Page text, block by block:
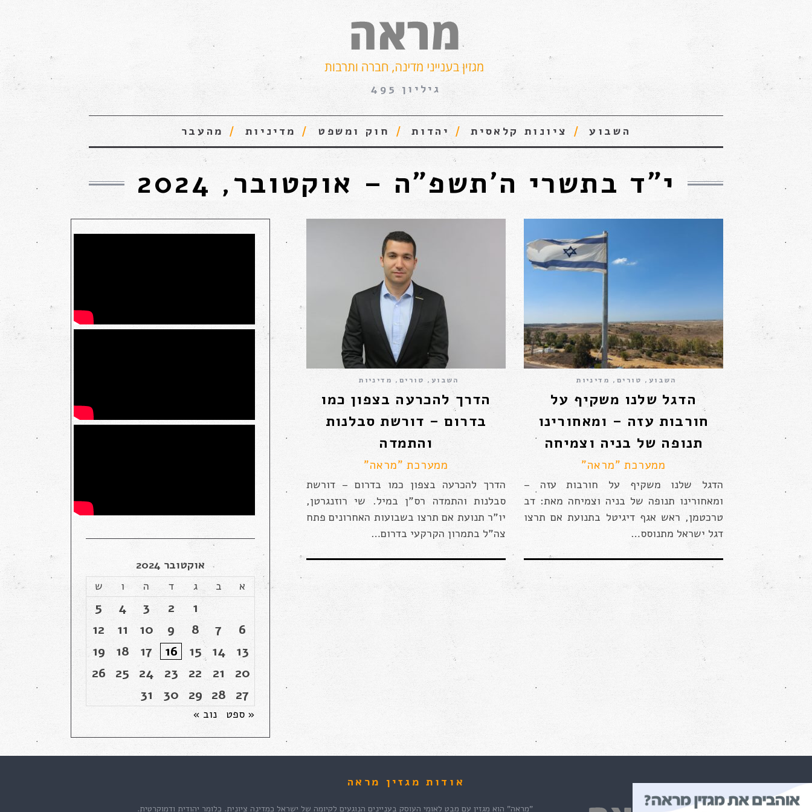
גיליון 495
השבוע ציונות קלאסית יהדות חוק ומשפט מדיניות מהעבר
י״ד בתשרי ה׳תשפ״ה – אוקטובר, 2024
השבוע , טורים , מדיניות
הדרך להכרעה בצפון כמו
בדרום – דורשת סבלנות
והתמדה
ממערכת "מראה"
הדרך להכרעה בצפון כמו בדרום – דורשת
סבלנות והתמדה רס”ן במיל. שי רוזנגרטן,
יו”ר תנועת אם תרצו בשבועות האחרונים פתח
צה”ל בתמרון הקרקעי בדרום…
השבוע , טורים , מדיניות
הדגל שלנו משקיף על
חורבות עזה – ומאחורינו
תנופה של בניה וצמיחה
ממערכת "מראה"
הדגל שלנו משקיף על חורבות עזה –
ומאחורינו תנופה של בניה וצמיחה מאת: דב
טרכטמן, ראש אגף דיגיטל בתנועת אם תרצו
דגל ישראל מתנוסס…
אוקטובר 2024
א
ב ג ד ה ו ש
1
2
3
4
5
6
7
8
9
10
11
12
13
14
15
16
17
18
19
20
21
22
23
24
25
26
27
28
29
30
31
« ספט נוב »
אודות מגזין מראה
"מראה" הוא מגזין עם מבט לאומי העוסק בעניינים הנוגעים לקיומה של ישראל כמדינה ציונית. כלומר יהודית ודמוקרטית.